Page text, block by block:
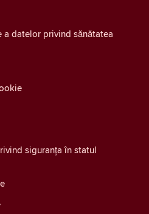
datelor privind sănătatea
siguranța în statul